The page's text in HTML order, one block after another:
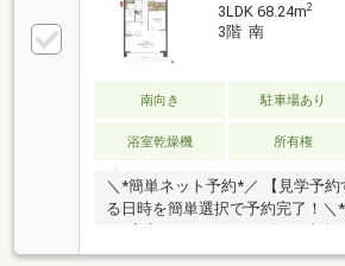
3LDK 68.24m2
3階 南
南向き 駐車場あり
浴室乾燥機 所有権
＼*簡単ネット予約*／ 【見学予
る日時を簡単選択で予約完了！
好*ファミリークローゼット付き